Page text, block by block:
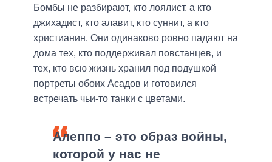
Бомбы не разбирают, кто лоялист, а кто
джихадист, кто алавит, кто суннит, а кто
христианин. Они одинаково ровно падают на
дома тех, кто поддерживал повстанцев, и
тех, кто всю жизнь хранил под подушкой
портреты обоих Асадов и готовился
встречать чьи-то танки с цветами.
Алеппо – это образ войны,
которой у нас не